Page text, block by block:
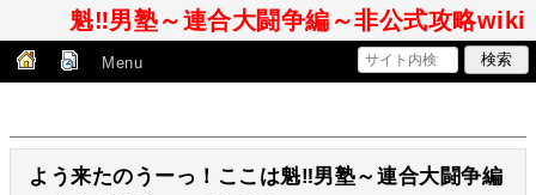
魁‼︎男塾～連合大闘争編～非公式攻略wiki
Menu
よう来たのうーっ！ここは魁‼︎男塾～連合大闘争編